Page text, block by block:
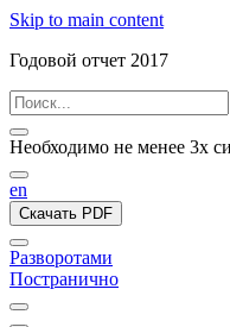
Skip to main content
Годовой отчет 2017
Необходимо не менее 3х
en
Скачать PDF
Разворотами
Постранично